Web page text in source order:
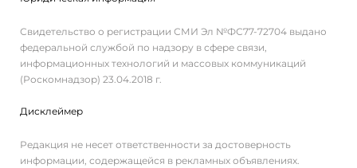
Свидетельство о регистрации СМИ Эл №ФС77-72704 выдано
федеральной службой по надзору в сфере связи,
информационных технологий и массовых коммуникаций
(Роскомнадзор) 23.04.2018 г.
Дисклеймер
Редакция не несет ответственности за достоверность
информации, содержащейся в рекламных объявлениях.